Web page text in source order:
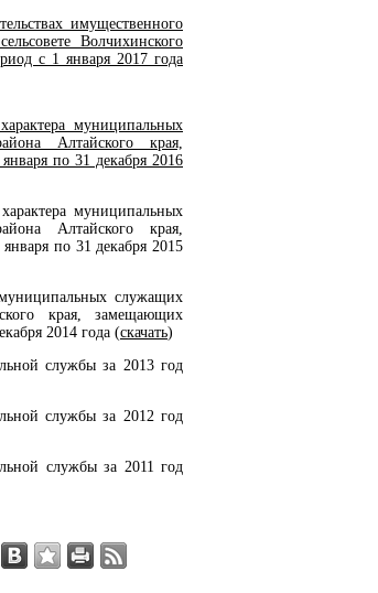
имущественного
Волчихинского
с 1 января 2017 года
муниципальных
Алтайского края,
по 31 декабря 2016
муниципальных
Алтайского края,
по 31 декабря 2015
служащих
края, замещающих
2014 года (скачать)
службы за 2013 год
службы за 2012 год
службы за 2011 год